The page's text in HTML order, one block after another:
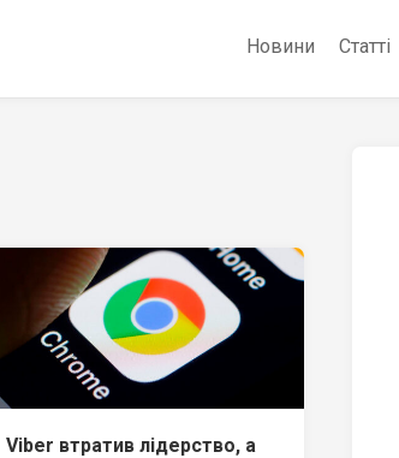
Новини Статті
Viber втратив лідерство, а